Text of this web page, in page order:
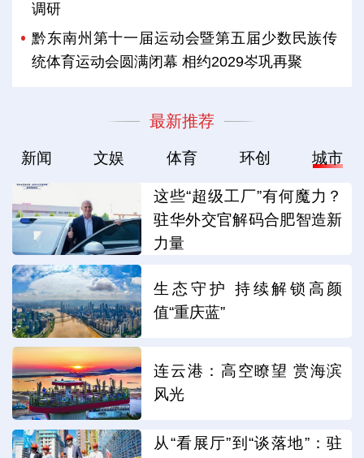
调研
黔东南州第十一届运动会暨第五届少数民族传
统体育运动会圆满闭幕 相约2029岑巩再聚
最新推荐
新闻 文娱 体育 环创 城市
这些“超级工厂”有何魔力？
驻华外交官解码合肥智造新
力量
生态守护 持续解锁高颜
值“重庆蓝”
连云港：高空瞭望 赏海滨
风光
从“看展厅”到“谈落地”：驻